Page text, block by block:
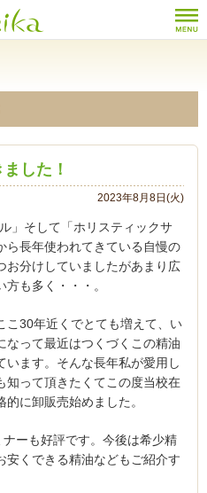
した！
2023年8月8日(火)
」そして「ホリスティックサ
ら長年使われてきている自慢の
お分けしていましたがあまり広
も多く・・・。
こ30年近くでとても増えて、い
なって最近はつくづくこの精油
います。そんな長年私が愛用し
知って頂きたくてこの度当校在
に卸販売始めました。
ーも好評です。今後は希少精
安くできる精油などもご紹介す